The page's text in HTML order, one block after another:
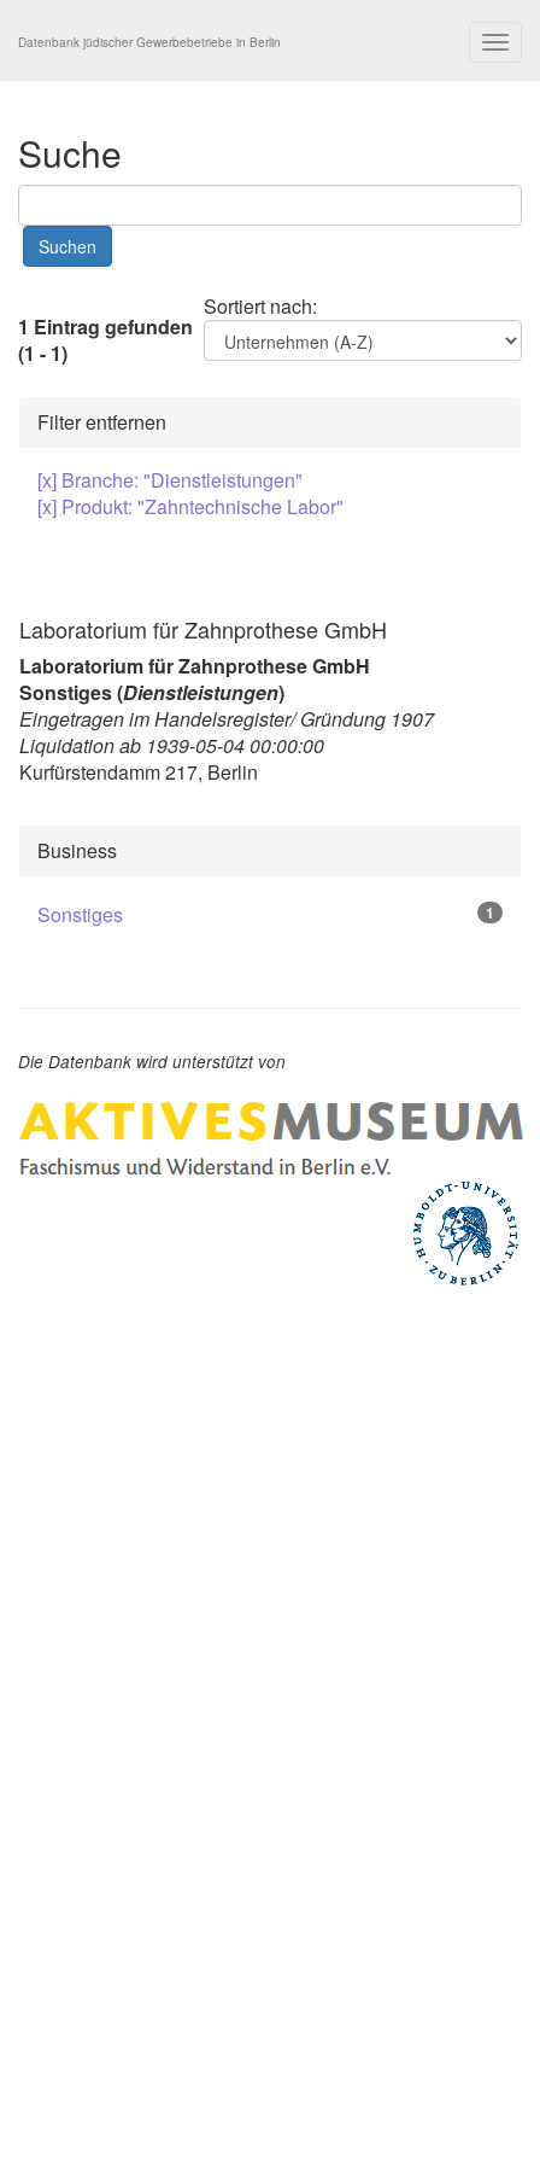
Datenbank jüdischer Gewerbebetriebe in Berlin
Suche
Sortiert nach:
1 Eintrag gefunden
(1 - 1)
Filter entfernen
[x] Branche: "Dienstleistungen"
[x] Produkt: "Zahntechnische Labor"
Laboratorium für Zahnprothese GmbH
Laboratorium für Zahnprothese GmbH
Sonstiges (Dienstleistungen)
Eingetragen im Handelsregister/ Gründung 1907
Liquidation ab 1939-05-04 00:00:00
Kurfürstendamm 217, Berlin
Business
Sonstiges 1
Die Datenbank wird unterstützt von